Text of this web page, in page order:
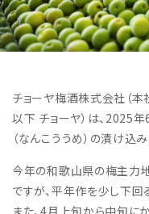
チョーヤ梅酒株式会社（本
以下 チョーヤ）は、2025
（なんこううめ）の漬け
今年の和歌山県の梅主力
ですが、平年作を少し下回
また、4月上旬から中旬に